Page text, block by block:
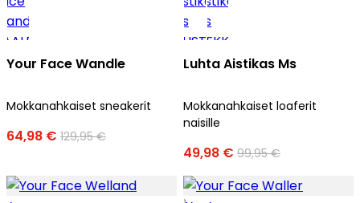
Your Face Wandle
Mokkanahkaiset sneakerit
64,98 € 129,95 €
Luhta Aistikas Ms
Mokkanahkaiset loaferit
naisille
49,98 € 99,95 €